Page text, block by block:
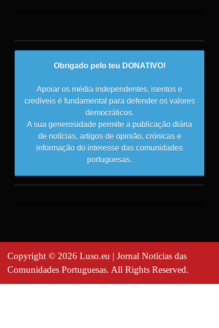
Obrigado pelo teu DONATIVO!
Apoiar os média independentes, isentos e
credíveis é fundamental para defender os valores
democráticos.
A sua generosidade permite a publicação diária
de notícias, artigos de opinião, crónicas e
informação do interesse das comunidades
portuguesas.
Copyright © 2026 Luso.eu | Jornal Notícias das
Comunidades Portuguesas. All Rights Reserved.